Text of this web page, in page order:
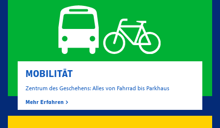
MOBILITÄT
Zentrum des Geschehens: Alles von Fahrrad bis Parkhaus
Mehr Erfahren